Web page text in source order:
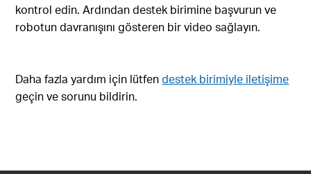
kontrol edin. Ardından destek birimine başvurun ve
robotun davranışını gösteren bir video sağlayın.
Daha fazla yardım için lütfendestek birimiyle iletişime
geçin ve sorunu bildirin.